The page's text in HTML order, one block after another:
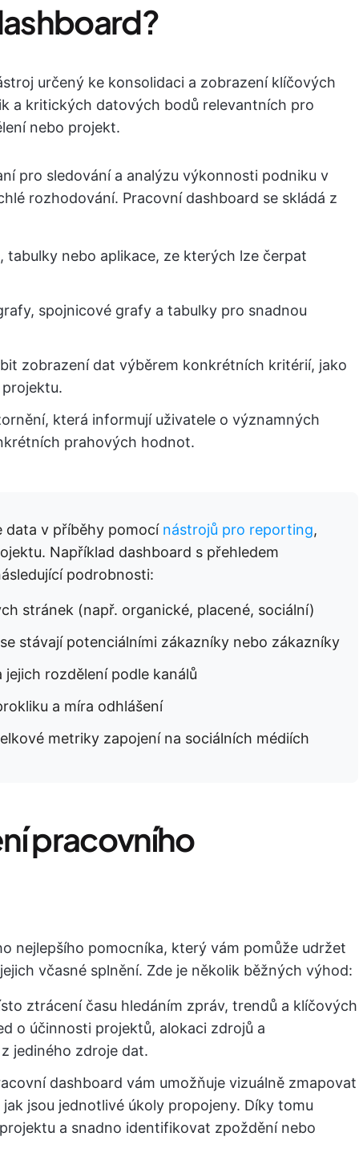
určený ke konsolidaci a zobrazení klíčových
a kritických datových bodů relevantních pro
nebo projekt.
pro sledování a analýzu výkonnosti podniku v
rozhodování. Pracovní dashboard se skládá z
tabulky nebo aplikace, ze kterých lze čerpat
spojnicové grafy a tabulky pro snadnou
zobrazení dat výběrem konkrétních kritérií, jako
která informují uživatele o významných
prahových hodnot.
data v příběhy pomocí nástrojů pro reporting,
Například dashboard s přehledem
podrobnosti:
stránek (např. organické, placené, sociální)
stávají potenciálními zákazníky nebo zákazníky
jejich rozdělení podle kanálů
a míra odhlášení
metriky zapojení na sociálních médiích
pracovního
nejlepšího pomocníka, který vám pomůže udržet
včasné splnění. Zde je několik běžných výhod:
ztrácení času hledáním zpráv, trendů a klíčových
o účinnosti projektů, alokaci zdrojů a
jediného zdroje dat.
dashboard vám umožňuje vizuálně zmapovat
jsou jednotlivé úkoly propojeny. Díky tomu
a snadno identifikovat zpoždění nebo